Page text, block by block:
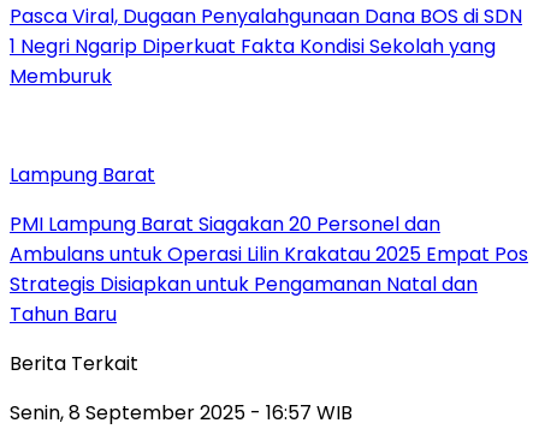
Pasca Viral, Dugaan Penyalahgunaan Dana BOS di SDN
1 Negri Ngarip Diperkuat Fakta Kondisi Sekolah yang
Memburuk
Lampung Barat
PMI Lampung Barat Siagakan 20 Personel dan
Ambulans untuk Operasi Lilin Krakatau 2025 Empat Pos
Strategis Disiapkan untuk Pengamanan Natal dan
Tahun Baru
Berita Terkait
Senin, 8 September 2025 - 16:57 WIB